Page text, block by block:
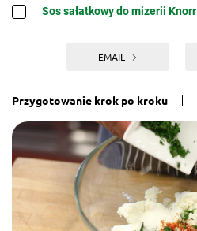
Sos sałatkowy do mizerii Knorr
EMAIL
Przygotowanie krok po kroku